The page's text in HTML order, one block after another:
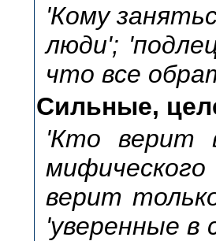
'Кому
люди';
что все
Сильные,
'Кто верит
верит
'уверенные в